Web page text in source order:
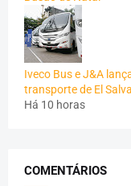
Iveco Bus e J&A
transporte de El
Há 10 horas
COMENTÁRIOS